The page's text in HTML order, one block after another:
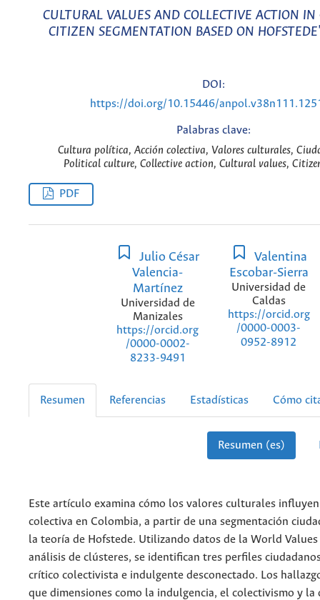
CULTURAL VALUES AND COLLECTIVE ACTION
CITIZEN SEGMENTATION BASED ON
DOI:
https://doi.org/10.15446/
Palabras clave:
Cultura política, Acción colectiva, Valores culturales,
Political culture, Collective action, Cultural values,
PDF
Julio César
Valencia-
Martínez
Universidad de
Manizales
https://orcid.org
/0000-0002-
8233-9491
Valentina
Escobar-Sierra
Universidad de
Caldas
https://orcid.org
/0000-0003-
0952-8912
Resumen Referencias Estadísticas Cómo
Resumen (es)
Este artículo examina cómo los valores culturales
colectiva en Colombia, a partir de una segmentación
la teoría de Hofstede. Utilizando datos de la World Values
análisis de clústeres, se identifican tres perfiles
crítico colectivista e indulgente desconectado. Los
que dimensiones como la indulgencia, el colectivismo y la